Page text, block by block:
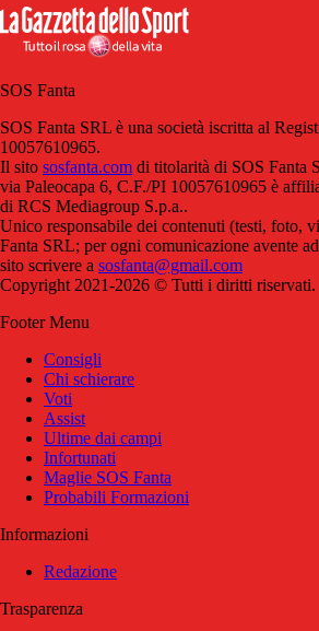
SOS Fanta
SOS Fanta SRL è una società iscritta al
10057610965.
Il sito sosfanta.com di titolarità di SOS Fanta
via Paleocapa 6, C.F./PI 10057610965 è
di RCS Mediagroup S.p.a..
Unico responsabile dei contenuti (testi, foto,
Fanta SRL; per ogni comunicazione avente
sito scrivere a sosfanta@gmail.com
Copyright 2021-2026 © Tutti i diritti riservati.
Footer Menu
Consigli
Chi schierare
Voti
Assist
Ultime dai campi
Infortunati
Maglie SOS Fanta
Probabili Formazioni
Informazioni
Redazione
Trasparenza